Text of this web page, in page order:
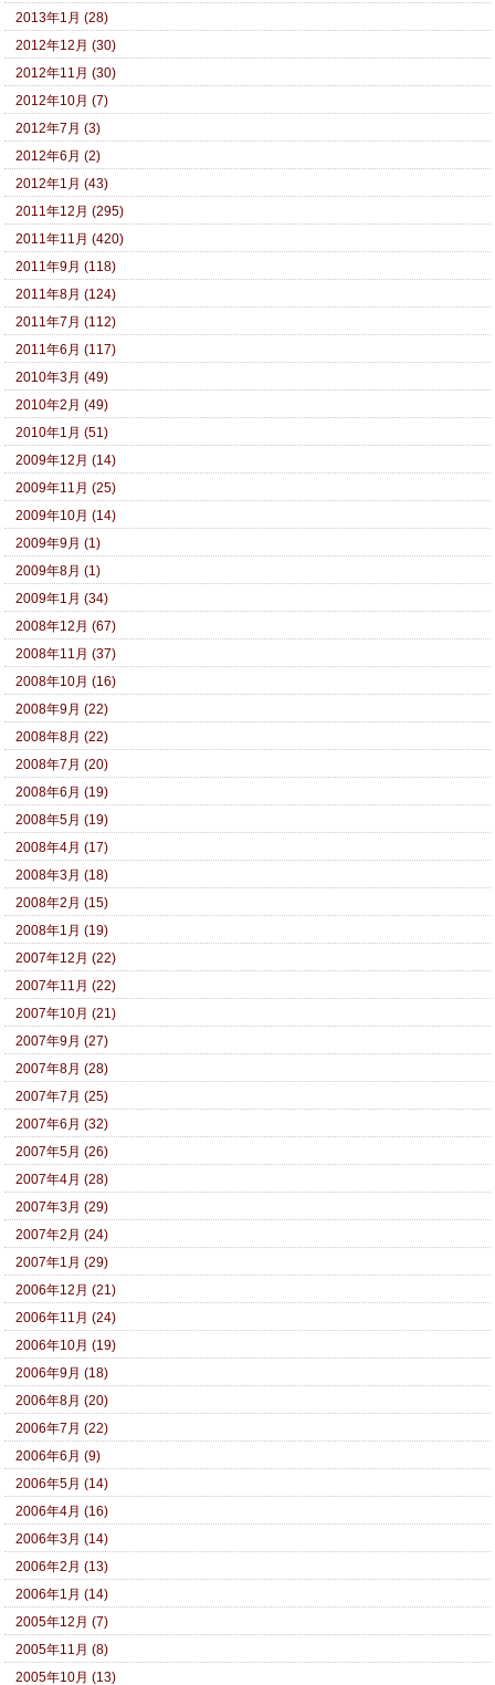
2013年1月 (28)
2012年12月 (30)
2012年11月 (30)
2012年10月 (7)
2012年7月 (3)
2012年6月 (2)
2012年1月 (43)
2011年12月 (295)
2011年11月 (420)
2011年9月 (118)
2011年8月 (124)
2011年7月 (112)
2011年6月 (117)
2010年3月 (49)
2010年2月 (49)
2010年1月 (51)
2009年12月 (14)
2009年11月 (25)
2009年10月 (14)
2009年9月 (1)
2009年8月 (1)
2009年1月 (34)
2008年12月 (67)
2008年11月 (37)
2008年10月 (16)
2008年9月 (22)
2008年8月 (22)
2008年7月 (20)
2008年6月 (19)
2008年5月 (19)
2008年4月 (17)
2008年3月 (18)
2008年2月 (15)
2008年1月 (19)
2007年12月 (22)
2007年11月 (22)
2007年10月 (21)
2007年9月 (27)
2007年8月 (28)
2007年7月 (25)
2007年6月 (32)
2007年5月 (26)
2007年4月 (28)
2007年3月 (29)
2007年2月 (24)
2007年1月 (29)
2006年12月 (21)
2006年11月 (24)
2006年10月 (19)
2006年9月 (18)
2006年8月 (20)
2006年7月 (22)
2006年6月 (9)
2006年5月 (14)
2006年4月 (16)
2006年3月 (14)
2006年2月 (13)
2006年1月 (14)
2005年12月 (7)
2005年11月 (8)
2005年10月 (13)